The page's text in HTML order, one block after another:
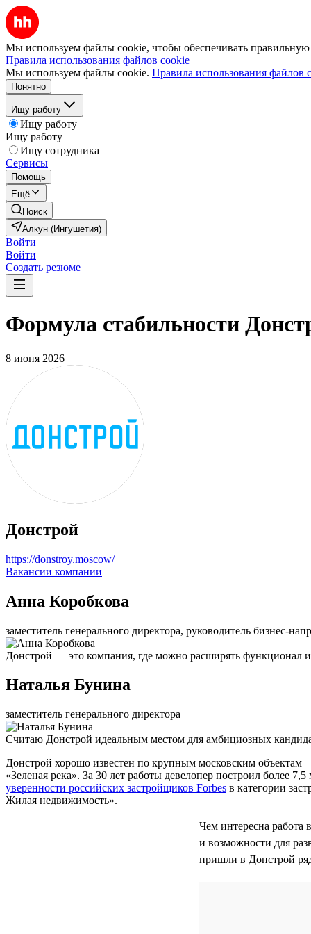
Мы используем файлы cookie, чтобы обеспечивать правильную
Правила использования файлов cookie
Мы используем файлы cookie. Правила использования файлов
Понятно
Ищу работу
Ищу работу
Ищу работу
Ищу сотрудника
Сервисы
Помощь
Ещё
Поиск
Алкун (Ингушетия)
Войти
Войти
Создать резюме
Формула стабильности
8 июня 2026
Донстрой
https://donstroy.moscow/
Вакансии компании
Анна Коробкова
заместитель генерального директора, руководитель бизнес-
Донстрой — это компания, где можно расширять функционал
Наталья Бунина
заместитель генерального директора
Считаю Донстрой идеальным местом для амбициозных
Донстрой хорошо известен по крупным московским
«Зеленая река». За 30 лет работы девелопер построил более
уверенности российских застройщиков Forbes в категории
Жилая недвижимость».
Чем интересна работа
и возможности для
пришли в Донстрой